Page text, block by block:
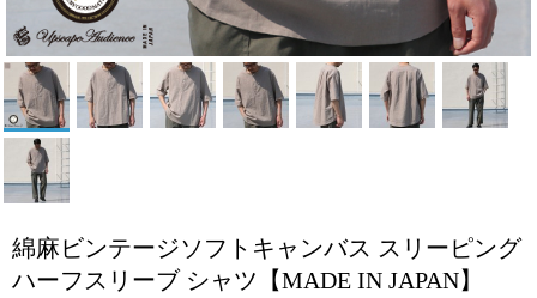
綿麻ビンテージソフトキャンバス スリーピング
ハーフスリーブ シャツ【MADE IN JAPAN】